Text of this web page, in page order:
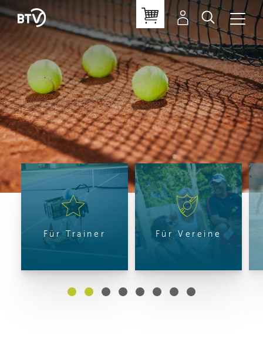
Für Trainer Für Vereine